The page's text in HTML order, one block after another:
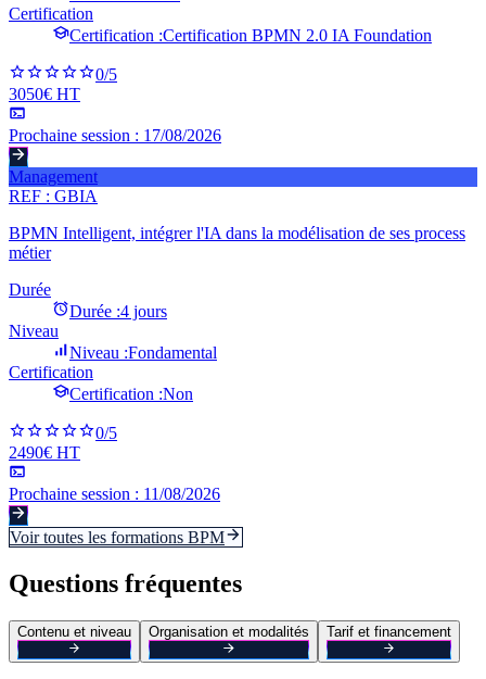
Certification
Certification :Certification BPMN 2.0 IA Foundation
0/5
3050€ HT
Prochaine session : 17/08/2026
Management
REF : GBIA
BPMN Intelligent, intégrer l'IA dans la modélisation de ses process
métier
Durée
Durée :4 jours
Niveau
Niveau :Fondamental
Certification
Certification :Non
0/5
2490€ HT
Prochaine session : 11/08/2026
Voir toutes les formations BPM
Questions fréquentes
Contenu et niveau Organisation et modalités Tarif et financement